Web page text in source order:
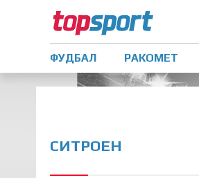
ФУДБАЛ РАКОМЕТ
СИТРОЕН